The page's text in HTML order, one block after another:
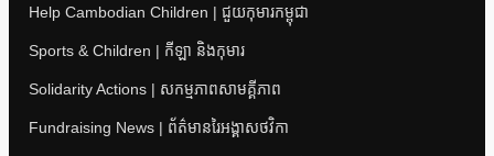
Help Cambodian Children | ជួយកុមារកម្ពុជា
Sports & Children | កីឡា និងកុមារ
Solidarity Actions | សកម្មភាពសាមគ្គីភាព
Fundraising News | ព័ត៌មានរៃអង្គាសថវិកា